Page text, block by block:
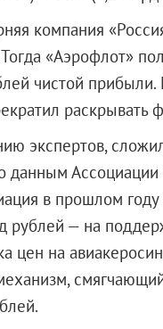
компания
Тогда «Аэрофлот»
чистой
раскрывать
экспертов,
данным Ассоциации
в прошлом
рублей — на
цен на